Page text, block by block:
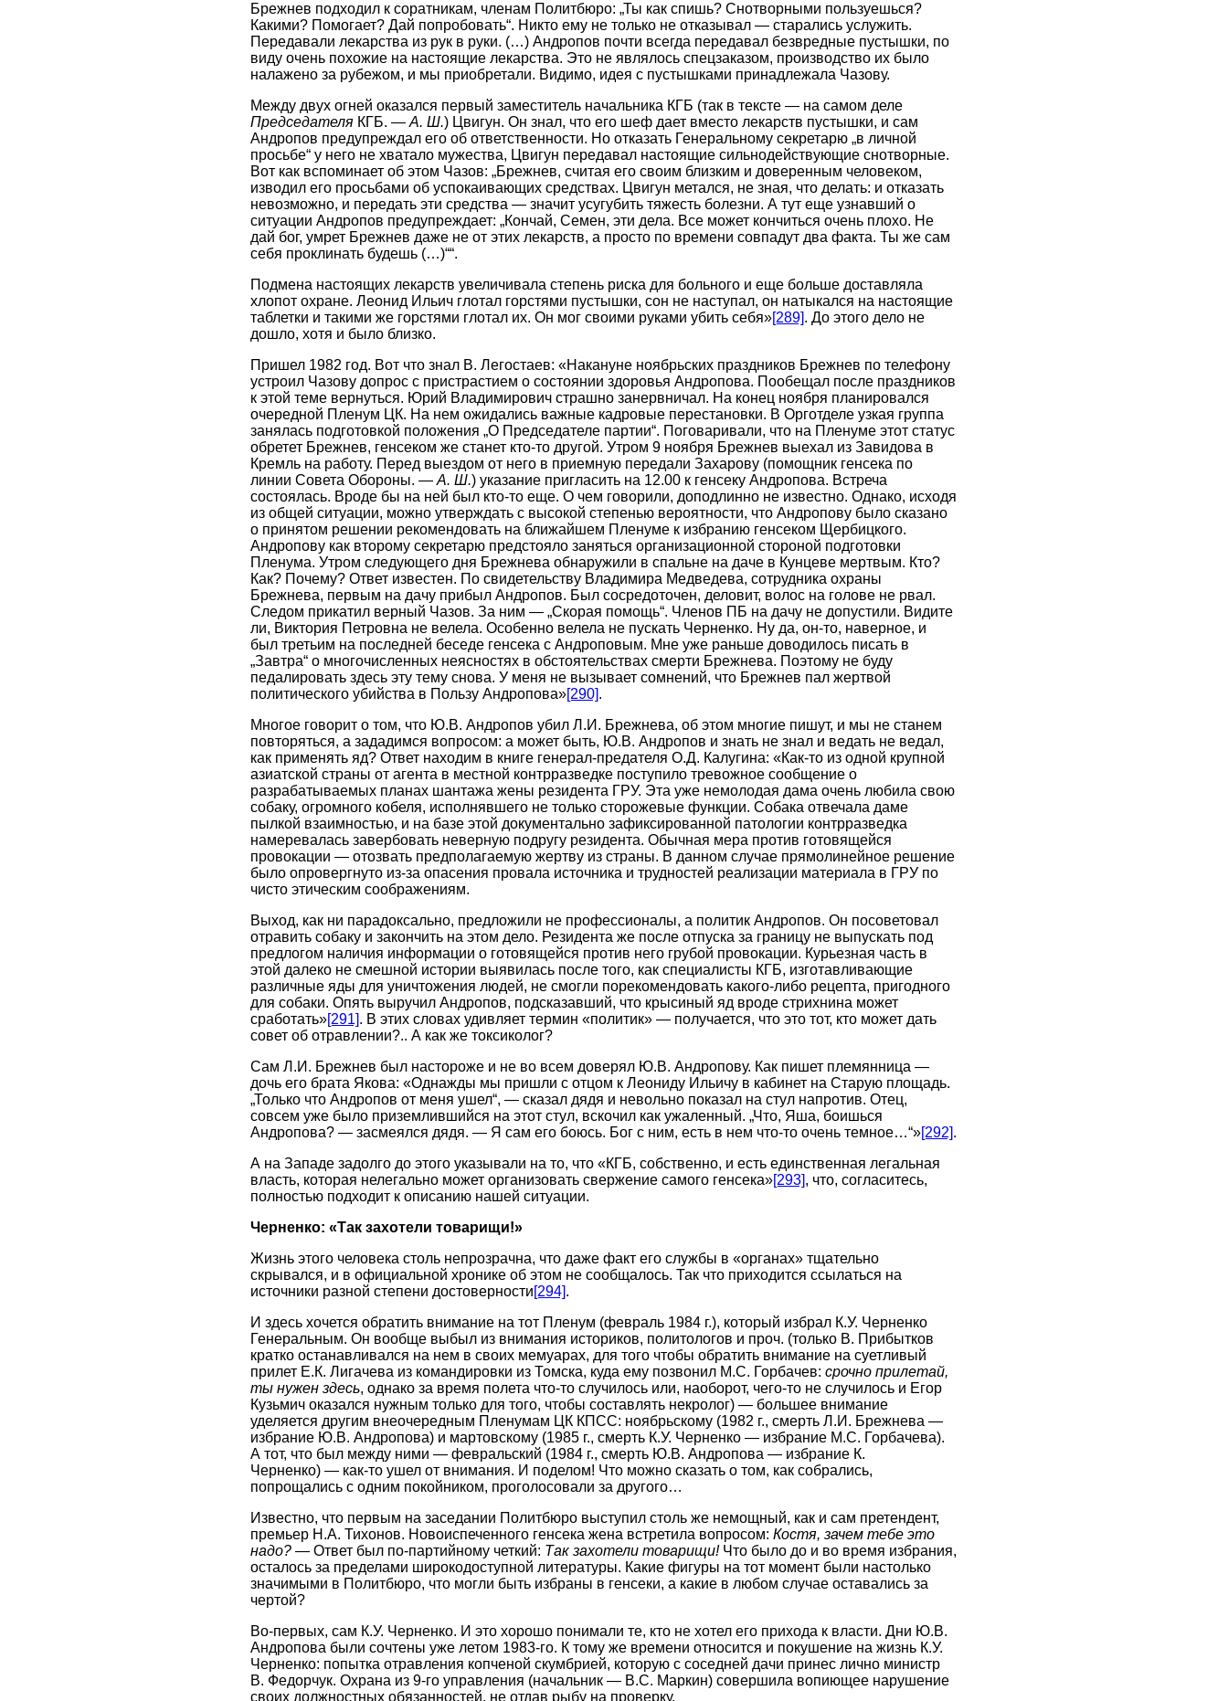
Брежнев подходил к соратникам, членам Политбюро: „Ты как спишь? Снотворными пользуешься?
Какими? Помогает? Дай попробовать“. Никто ему не только не отказывал — старались услужить.
Передавали лекарства из рук в руки. (…) Андропов почти всегда передавал безвредные пустышки, по
виду очень похожие на настоящие лекарства. Это не являлось спецзаказом, производство их было
налажено за рубежом, и мы приобретали. Видимо, идея с пустышками принадлежала Чазову.
Между двух огней оказался первый заместитель начальника КГБ (так в тексте — на самом деле
ПредседателяКГБ. — А. Ш.) Цвигун. Он знал, что его шеф дает вместо лекарств пустышки, и сам
Андропов предупреждал его об ответственности. Но отказать Генеральному секретарю „в личной
просьбе“ у него не хватало мужества, Цвигун передавал настоящие сильнодействующие снотворные.
Вот как вспоминает об этом Чазов: „Брежнев, считая его своим близким и доверенным человеком,
изводил его просьбами об успокаивающих средствах. Цвигун метался, не зная, что делать: и отказать
невозможно, и передать эти средства — значит усугубить тяжесть болезни. А тут еще узнавший о
ситуации Андропов предупреждает: „Кончай, Семен, эти дела. Все может кончиться очень плохо. Не
дай бог, умрет Брежнев даже не от этих лекарств, а просто по времени совпадут два факта. Ты же сам
себя проклинать будешь (…)““.
Подмена настоящих лекарств увеличивала степень риска для больного и еще больше доставляла
хлопот охране. Леонид Ильич глотал горстями пустышки, сон не наступал, он натыкался на настоящие
таблетки и такими же горстями глотал их. Он мог своими руками убить себя»[289]. До этого дело не
дошло, хотя и было близко.
Пришел 1982 год. Вот что знал В. Легостаев: «Накануне ноябрьских праздников Брежнев по телефону
устроил Чазову допрос с пристрастием о состоянии здоровья Андропова. Пообещал после праздников
к этой теме вернуться. Юрий Владимирович страшно занервничал. На конец ноября планировался
очередной Пленум ЦК. На нем ожидались важные кадровые перестановки. В Орготделе узкая группа
занялась подготовкой положения „О Председателе партии“. Поговаривали, что на Пленуме этот статус
обретет Брежнев, генсеком же станет кто-то другой. Утром 9 ноября Брежнев выехал из Завидова в
Кремль на работу. Перед выездом от него в приемную передали Захарову (помощник генсека по
линии Совета Обороны. — А. Ш.) указание пригласить на 12.00 к генсеку Андропова. Встреча
состоялась. Вроде бы на ней был кто-то еще. О чем говорили, доподлинно не известно. Однако, исходя
из общей ситуации, можно утверждать с высокой степенью вероятности, что Андропову было сказано
о принятом решении рекомендовать на ближайшем Пленуме к избранию генсеком Щербицкого.
Андропову как второму секретарю предстояло заняться организационной стороной подготовки
Пленума. Утром следующего дня Брежнева обнаружили в спальне на даче в Кунцеве мертвым. Кто?
Как? Почему? Ответ известен. По свидетельству Владимира Медведева, сотрудника охраны
Брежнева, первым на дачу прибыл Андропов. Был сосредоточен, деловит, волос на голове не рвал.
Следом прикатил верный Чазов. За ним — „Скорая помощь“. Членов ПБ на дачу не допустили. Видите
ли, Виктория Петровна не велела. Особенно велела не пускать Черненко. Ну да, он-то, наверное, и
был третьим на последней беседе генсека с Андроповым. Мне уже раньше доводилось писать в
„Завтра“ о многочисленных неясностях в обстоятельствах смерти Брежнева. Поэтому не буду
педалировать здесь эту тему снова. У меня не вызывает сомнений, что Брежнев пал жертвой
политического убийства в Пользу Андропова»[290].
Многое говорит о том, что Ю.В. Андропов убил Л.И. Брежнева, об этом многие пишут, и мы не станем
повторяться, а зададимся вопросом: а может быть, Ю.В. Андропов и знать не знал и ведать не ведал,
как применять яд? Ответ находим в книге генерал-предателя О.Д. Калугина: «Как-то из одной крупной
азиатской страны от агента в местной контрразведке поступило тревожное сообщение о
разрабатываемых планах шантажа жены резидента ГРУ. Эта уже немолодая дама очень любила свою
собаку, огромного кобеля, исполнявшего не только сторожевые функции. Собака отвечала даме
пылкой взаимностью, и на базе этой документально зафиксированной патологии контрразведка
намеревалась завербовать неверную подругу резидента. Обычная мера против готовящейся
провокации — отозвать предполагаемую жертву из страны. В данном случае прямолинейное решение
было опровергнуто из-за опасения провала источника и трудностей реализации материала в ГРУ по
чисто этическим соображениям.
Выход, как ни парадоксально, предложили не профессионалы, а политик Андропов. Он посоветовал
отравить собаку и закончить на этом дело. Резидента же после отпуска за границу не выпускать под
предлогом наличия информации о готовящейся против него грубой провокации. Курьезная часть в
этой далеко не смешной истории выявилась после того, как специалисты КГБ, изготавливающие
различные яды для уничтожения людей, не смогли порекомендовать какого-либо рецепта, пригодного
для собаки. Опять выручил Андропов, подсказавший, что крысиный яд вроде стрихнина может
сработать»[291]. В этих словах удивляет термин «политик» — получается, что это тот, кто может дать
совет об отравлении?.. А как же токсиколог?
Сам Л.И. Брежнев был настороже и не во всем доверял Ю.В. Андропову. Как пишет племянница —
дочь его брата Якова: «Однажды мы пришли с отцом к Леониду Ильичу в кабинет на Старую площадь.
„Только что Андропов от меня ушел“, — сказал дядя и невольно показал на стул напротив. Отец,
совсем уже было приземлившийся на этот стул, вскочил как ужаленный. „Что, Яша, боишься
Андропова? — засмеялся дядя. — Я сам его боюсь. Бог с ним, есть в нем что-то очень темное…“»[292].
А на Западе задолго до этого указывали на то, что «КГБ, собственно, и есть единственная легальная
власть, которая нелегально может организовать свержение самого генсека»[293], что, согласитесь,
полностью подходит к описанию нашей ситуации.
Черненко: «Так захотели товарищи!»
Жизнь этого человека столь непрозрачна, что даже факт его службы в «органах» тщательно
скрывался, и в официальной хронике об этом не сообщалось. Так что приходится ссылаться на
источники разной степени достоверности[294].
И здесь хочется обратить внимание на тот Пленум (февраль 1984 г.), который избрал К.У. Черненко
Генеральным. Он вообще выбыл из внимания историков, политологов и проч. (только В. Прибытков
кратко останавливался на нем в своих мемуарах, для того чтобы обратить внимание на суетливый
прилет Е.К. Лигачева из командировки из Томска, куда ему позвонил М.С. Горбачев: срочно прилетай,
ты нужен здесь, однако за время полета что-то случилось или, наоборот, чего-то не случилось и Егор
Кузьмич оказался нужным только для того, чтобы составлять некролог) — большее внимание
уделяется другим внеочередным Пленумам ЦК КПСС: ноябрьскому (1982 г., смерть Л.И. Брежнева —
избрание Ю.В. Андропова) и мартовскому (1985 г., смерть К.У. Черненко — избрание М.С. Горбачева).
А тот, что был между ними — февральский (1984 г., смерть Ю.В. Андропова — избрание К.
Черненко) — как-то ушел от внимания. И поделом! Что можно сказать о том, как собрались,
попрощались с одним покойником, проголосовали за другого…
Известно, что первым на заседании Политбюро выступил столь же немощный, как и сам претендент,
премьер H.A. Тихонов. Новоиспеченного генсека жена встретила вопросом: Костя, зачем тебе это
надо?— Ответ был по-партийному четкий: Так захотели товарищи!Что было до и во время избрания,
осталось за пределами широкодоступной литературы. Какие фигуры на тот момент были настолько
значимыми в Политбюро, что могли быть избраны в генсеки, а какие в любом случае оставались за
чертой?
Во-первых, сам К.У. Черненко. И это хорошо понимали те, кто не хотел его прихода к власти. Дни Ю.В.
Андропова были сочтены уже летом 1983-го. К тому же времени относится и покушение на жизнь К.У.
Черненко: попытка отравления копченой скумбрией, которую с соседней дачи принес лично министр
В. Федорчук. Охрана из 9-го управления (начальник — B.C. Маркин) совершила вопиющее нарушение
своих должностных обязанностей, не отдав рыбу на проверку.